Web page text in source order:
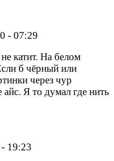
- 07:29
катит. На белом
б чёрный или
через чур
Я то думал где нить
19:23